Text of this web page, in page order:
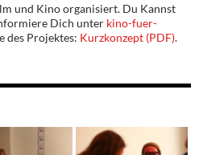
und Kino organisiert. Du Kannst
Dich unter kino-fuer-
des Projektes: Kurzkonzept (PDF).